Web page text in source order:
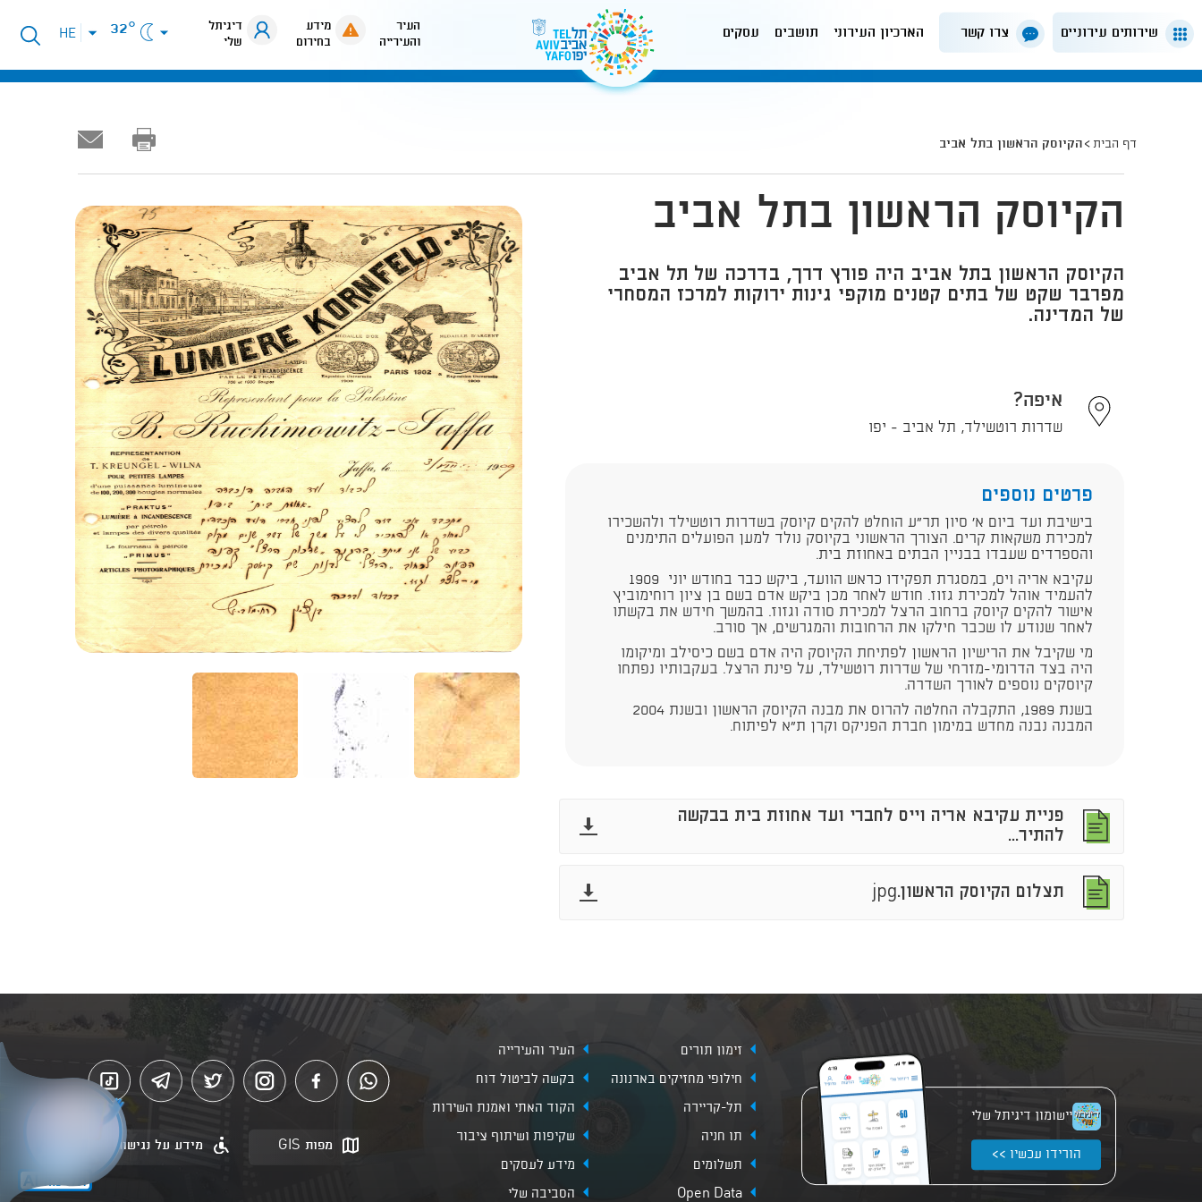
שירותים עירוניים צרו קשר הארכיון העירוני תושבים עסקים
העיר
והעירייה
מידע
בחירום
דיגיתל
שלי
32°
פתיחת
תפריט
HE
דף הבית הקיוסק הראשון בתל אביב
הקיוסק הראשון בתל אביב
הקיוסק הראשון בתל אביב היה פורץ דרך, בדרכה של תל אביב
מפרבר שקט של בתים קטנים מוקפי גינות ירוקות למרכז המסחרי
של המדינה.
איפה?
שדרות רוטשילד, תל אביב - יפו
פרטים נוספים
בישיבת ועד ביום א' סיון תר"ע הוחלט להקים קיוסק בשדרות רוטשילד ולהשכירו
למכירת משקאות קרים. הצורך הראשוני בקיוסק נולד למען הפועלים התימנים
והספרדים שעבדו בבניין הבתים באחוזת בית.
עקיבא אריה ויס, במסגרת תפקידו כראש הוועד, ביקש כבר בחודש יוני 1909
להעמיד אוהל למכירת גזוז. חודש לאחר מכן ביקש אדם בשם בן ציון רוחימוביץ
אישור להקים קיוסק ברחוב הרצל למכירת סודה וגזוז. בהמשך חידש את בקשתו
לאחר שנודע לו שכבר חילקו את הרחובות והמגרשים, אך סורב.
מי שקיבל את הרישיון הראשון לפתיחת הקיוסק היה אדם בשם כיסילב ומיקומו
היה בצד הדרומי-מזרחי של שדרות רוטשילד, על פינת הרצל. בעקבותיו נפתחו
קיוסקים נוספים לאורך השדרה.
בשנת 1989, התקבלה החלטה להרוס את מבנה הקיוסק הראשון ובשנת 2004
המבנה נבנה מחדש במימון חברת הפניקס וקרן ת"א לפיתוח.​
להורדהפניית עקיבא אריה וייס לחברי ועד אחוזת בית בבקשה
להתיר...
להורדה
להורדהתצלום הקיוסק הראשון.jpg להורדה
יישומון דיגיתל שלי
הורידו עכשיו >>
זימון תורים
העיר והעירייה
חילופי מחזיקים בארנונה
בקשה לביטול דוח
תל-קריירה
הקוד האתי ואמנת השירות
תו חניה
שקיפות ושיתוף ציבור
תשלומים
מידע לעסקים
Open Data
הסביבה שלי
מפות GIS מידע על נגישות